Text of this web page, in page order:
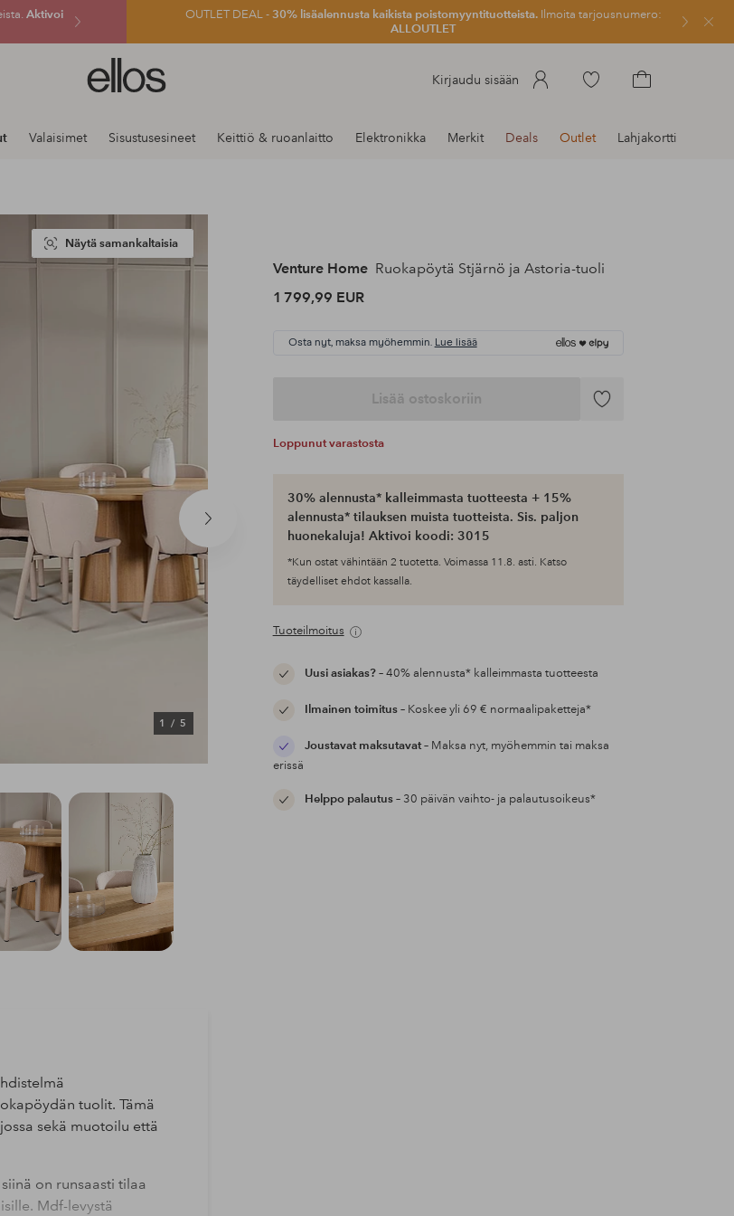
Aktivoi
OUTLET DEAL -30% lisäalennusta kaikista poistomyyntituotteista.Ilmoita tarjousnumero:
ALLOUTLET
Sulje
Ellos-
logo
siirry
Kirjaudu sisään
Siirry
Valaisimet Sisustusesineet Keittiö & ruoanlaitto Elektronikka Merkit Deals Outlet Lahjakortti
Seuraava
1/ 5
Näytä samankaltaisia
Venture Home Ruokapöytä Stjärnö ja Astoria-tuoli
1 799,99 EUR
Osta nyt, maksa myöhemmin. Lue lisää
Lisää ostoskoriin
Lisää
Loppunut varastosta
30% alennusta* kalleimmasta tuotteesta + 15%
alennusta* tilauksen muista tuotteista. Sis. paljon
huonekaluja! Aktivoi koodi: 3015
*Kun ostat vähintään 2 tuotetta. Voimassa 11.8. asti. Katso
täydelliset ehdot kassalla.
Tuoteilmoitus
Uusi asiakas?– 40% alennusta* kalleimmasta tuotteesta
Ilmainen toimitus– Koskee yli 69 € normaalipaketteja*
Joustavat maksutavat– Maksa nyt, myöhemmin tai maksa
erissä
Helppo palautus– 30 päivän vaihto- ja palautusoikeus*
tuolit. Tämä
sekä muotoilu että
on runsaasti tilaa
Mdf-levystä